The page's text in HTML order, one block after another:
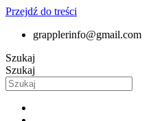
Przejdź do treści
grapplerinfo@gmail.com
Szukaj
Szukaj